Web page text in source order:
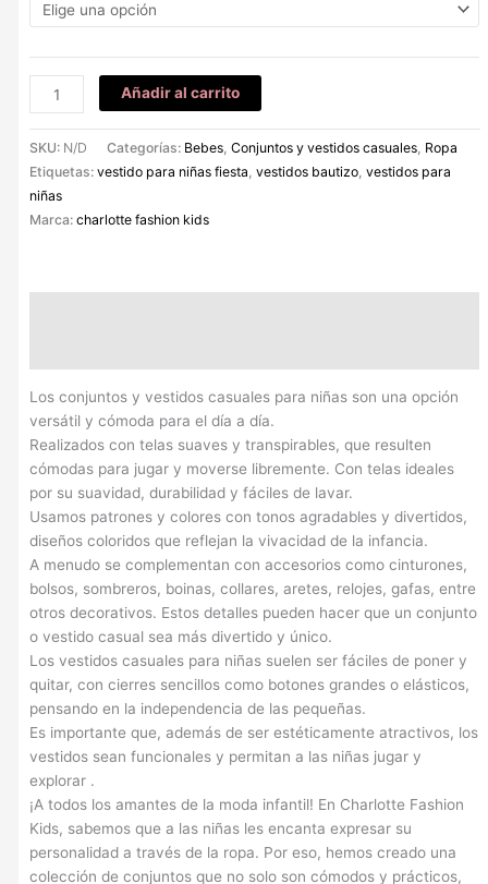
Añadir al carrito
SKU: N/D Categorías: Bebes ,Conjuntos y vestidos casuales Ropa
Etiquetas:vestido para niñas fiesta ,vestidos bautizo ,vestidos para
niñas
Marca:charlotte fashion kids
Los conjuntos y vestidos casuales para niñas son una opción
versátil y cómoda para el día a día.
Realizados con telas suaves y transpirables, que resulten
cómodas para jugar y moverse libremente. Con telas ideales
por su suavidad, durabilidad y fáciles de lavar.
Usamos patrones y colores con tonos agradables y divertidos,
diseños coloridos que reflejan la vivacidad de la infancia.
A menudo se complementan con accesorios como cinturones,
bolsos, sombreros, boinas, collares, aretes, relojes, gafas, entre
otros decorativos. Estos detalles pueden hacer que un conjunto
o vestido casual sea más divertido y único.
Los vestidos casuales para niñas suelen ser fáciles de poner y
quitar, con cierres sencillos como botones grandes o elásticos,
pensando en la independencia de las pequeñas.
Es importante que, además de ser estéticamente atractivos, los
vestidos sean funcionales y permitan a las niñas jugar y
explorar .
¡A todos los amantes de la moda infantil! En Charlotte Fashion
Kids, sabemos que a las niñas les encanta expresar su
personalidad a través de la ropa. Por eso, hemos creado una
colección de conjuntos que no solo son cómodos y prácticos,